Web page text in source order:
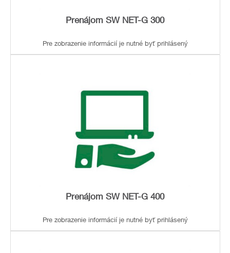
Prenájom SW NET-G 300
Pre zobrazenie informácií je nutné byť prihlásený
Prenájom SW NET-G 400
Pre zobrazenie informácií je nutné byť prihlásený